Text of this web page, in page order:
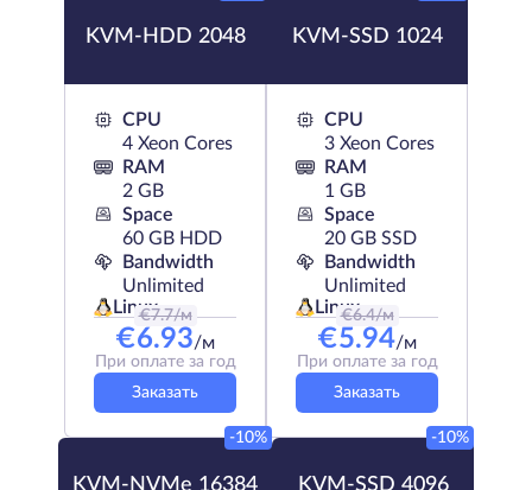
KVM-HDD 2048
CPU
4 Xeon Cores
RAM
2 GB
Space
60 GB HDD
Bandwidth
Unlimited
Linux
€7.7/м
€6.93/м
При оплате за год
Заказать
KVM-SSD 1024
CPU
3 Xeon Cores
RAM
1 GB
Space
20 GB SSD
Bandwidth
Unlimited
Linux
€6.4/м
€5.94/м
При оплате за год
Заказать
KVM-NVMe 16384
-10%
KVM-SSD 4096
-10%